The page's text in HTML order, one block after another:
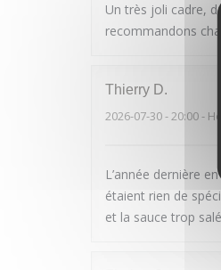
Un très joli cadre,
recommandons
Thierry D
2026-07-30- 20:00 -
L’année dernière
étaient rien de
et la sauce trop